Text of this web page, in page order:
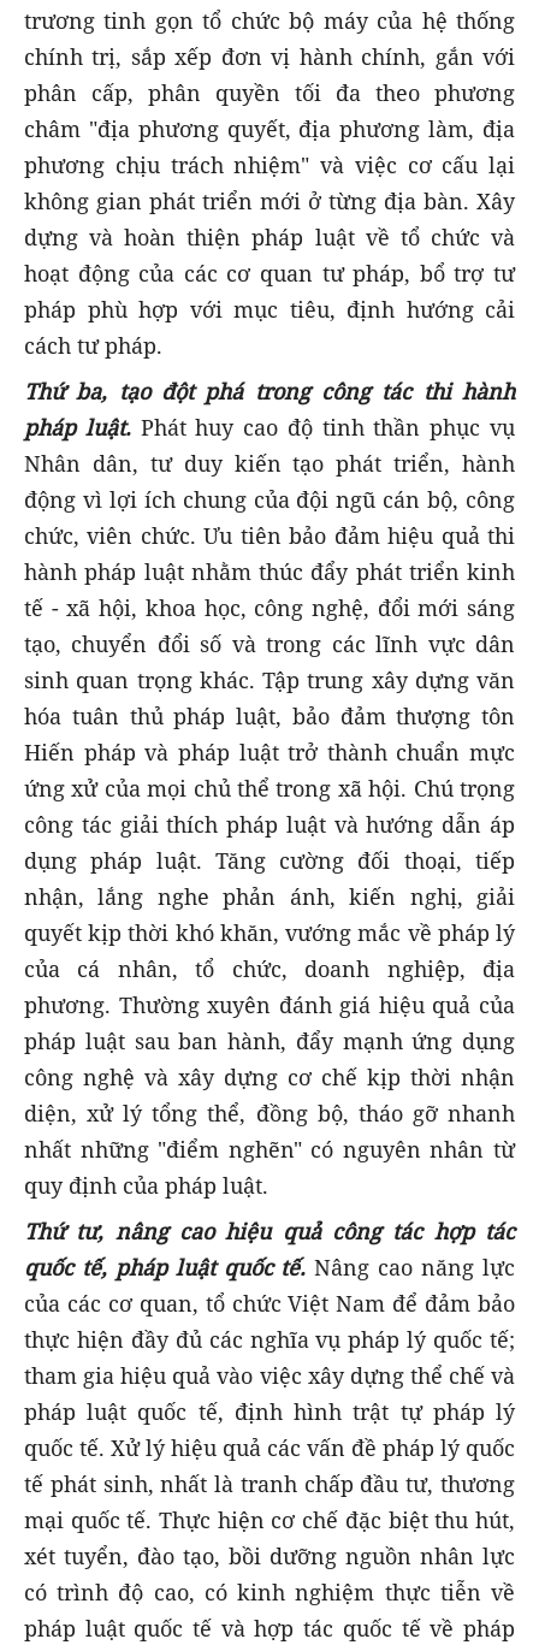
trương tinh gọn tổ chức bộ máy của hệ thống
chính trị, sắp xếp đơn vị hành chính, gắn với
phân cấp, phân quyền tối đa theo phương
châm "địa phương quyết, địa phương làm, địa
phương chịu trách nhiệm" và việc cơ cấu lại
không gian phát triển mới ở từng địa bàn. Xây
dựng và hoàn thiện pháp luật về tổ chức và
hoạt động của các cơ quan tư pháp, bổ trợ tư
pháp phù hợp với mục tiêu, định hướng cải
cách tư pháp.
Thứ ba, tạo đột phá trong công tác thi hành
pháp luật.Phát huy cao độ tinh thần phục vụ
Nhân dân, tư duy kiến tạo phát triển, hành
động vì lợi ích chung của đội ngũ cán bộ, công
chức, viên chức. Ưu tiên bảo đảm hiệu quả thi
hành pháp luật nhằm thúc đẩy phát triển kinh
tế - xã hội, khoa học, công nghệ, đổi mới sáng
tạo, chuyển đổi số và trong các lĩnh vực dân
sinh quan trọng khác. Tập trung xây dựng văn
hóa tuân thủ pháp luật, bảo đảm thượng tôn
Hiến pháp và pháp luật trở thành chuẩn mực
ứng xử của mọi chủ thể trong xã hội. Chú trọng
công tác giải thích pháp luật và hướng dẫn áp
dụng pháp luật. Tăng cường đối thoại, tiếp
nhận, lắng nghe phản ánh, kiến nghị, giải
quyết kịp thời khó khăn, vướng mắc về pháp lý
của cá nhân, tổ chức, doanh nghiệp, địa
phương. Thường xuyên đánh giá hiệu quả của
pháp luật sau ban hành, đẩy mạnh ứng dụng
công nghệ và xây dựng cơ chế kịp thời nhận
diện, xử lý tổng thể, đồng bộ, tháo gỡ nhanh
nhất những "điểm nghẽn" có nguyên nhân từ
quy định của pháp luật.
Thứ tư, nâng cao hiệu quả công tác hợp tác
quốc tế, pháp luật quốc tế. Nâng cao năng lực
của các cơ quan, tổ chức Việt Nam để đảm bảo
thực hiện đầy đủ các nghĩa vụ pháp lý quốc tế;
tham gia hiệu quả vào việc xây dựng thể chế và
pháp luật quốc tế, định hình trật tự pháp lý
quốc tế. Xử lý hiệu quả các vấn đề pháp lý quốc
tế phát sinh, nhất là tranh chấp đầu tư, thương
mại quốc tế. Thực hiện cơ chế đặc biệt thu hút,
xét tuyển, đào tạo, bồi dưỡng nguồn nhân lực
có trình độ cao, có kinh nghiệm thực tiễn về
pháp luật quốc tế và hợp tác quốc tế về pháp